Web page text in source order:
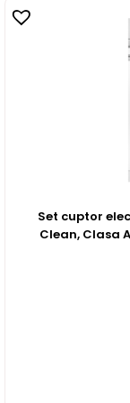
Set cuptor
Clean, Clasa